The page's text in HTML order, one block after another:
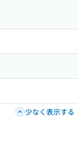
少なく表示する